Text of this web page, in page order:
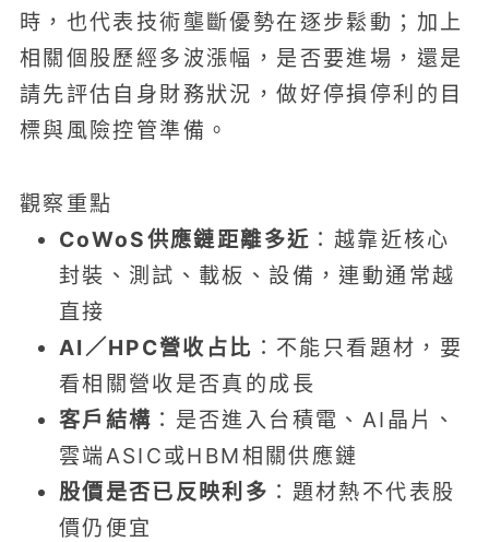
時，也代表技術壟斷優勢在逐步鬆動；加上
相關個股歷經多波漲幅，是否要進場，還是
請先評估自身財務狀況，做好停損停利的目
標與風險控管準備。
觀察重點
CoWoS供應鏈距離多近 ：越靠近核心
封裝、測試、載板、設備，連動通常越
直接
AI／HPC營收占比 ：不能只看題材，要
看相關營收是否真的成長
客戶結構 ：是否進入台積電、AI晶片、
雲端ASIC或HBM相關供應鏈
股價是否已反映利多 ：題材熱不代表股
價仍便宜